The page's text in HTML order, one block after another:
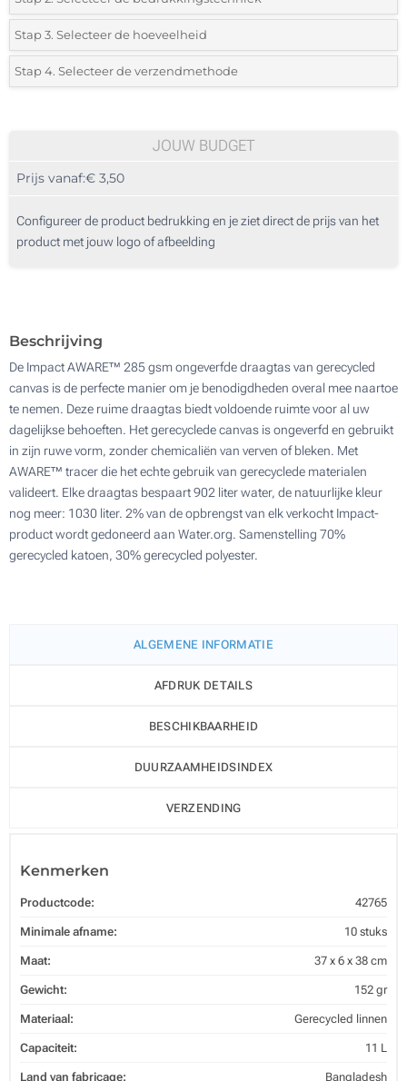
*Selecteer de bedrukking en kleuren van het logo:
1 Kleur (Aan een kant)
3 Kleuren (Aan een kant)
Digitale kleuren transfer (Aan een kant)
Stap 3. Selecteer de hoeveelheid
*Selecteer uit de lijst of voeg het gewenste aantal in
20
100
Stap 4. Selecteer de verzendmethode
JOUW BUDGET
Prijs vanaf:€ 3,50
Configureer de product bedrukking en je ziet direct de prijs van het
product met jouw logo of afbeelding
Beschrijving
De Impact AWARE™ 285 gsm ongeverfde draagtas van gerecycled
canvas is de perfecte manier om je benodigdheden overal mee naartoe
te nemen. Deze ruime draagtas biedt voldoende ruimte voor al uw
dagelijkse behoeften. Het gerecyclede canvas is ongeverfd en gebruikt
in zijn ruwe vorm, zonder chemicaliën van verven of bleken. Met
AWARE™ tracer die het echte gebruik van gerecyclede materialen
valideert. Elke draagtas bespaart 902 liter water, de natuurlijke kleur
nog meer: 1030 liter. 2% van de opbrengst van elk verkocht Impact-
product wordt gedoneerd aan Water.org. Samenstelling 70%
gerecycled katoen, 30% gerecycled polyester.
ALGEMENE INFORMATIE
AFDRUK DETAILS
BESCHIKBAARHEID
DUURZAAMHEIDSINDEX
VERZENDING
Kenmerken
Productcode: 42765
Minimale afname: 10 stuks
Maat: 37 x 6 x 38 cm
Gewicht: 152 gr
Materiaal: Gerecycled linnen
Capaciteit: 11 L
Land van fabricage: Bangladesh